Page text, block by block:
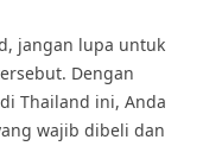
jangan lupa untuk
Dengan
Thailand ini, Anda
wajib dibeli dan